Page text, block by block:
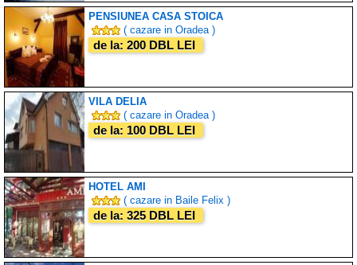
PENSIUNEA CASA STOICA
( cazare in Oradea )
de la: 200 DBL LEI
VILA DELIA
( cazare in Oradea )
de la: 100 DBL LEI
HOTEL AMI
( cazare in Baile Felix )
de la: 325 DBL LEI